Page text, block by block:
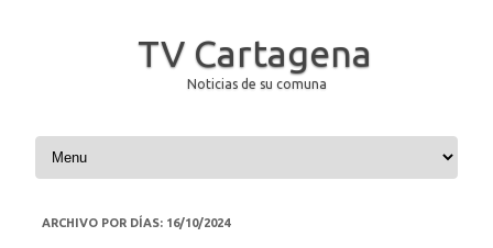
TV Cartagena
Noticias de su comuna
Saltar al contenido
ARCHIVO POR DÍAS: 16/10/2024